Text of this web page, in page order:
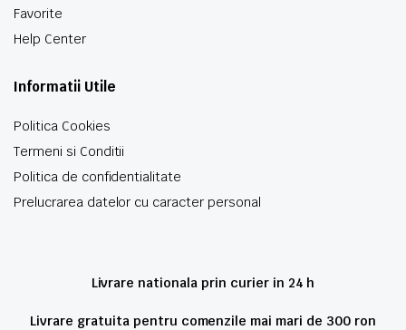
Favorite
Help Center
Informatii Utile
Politica Cookies
Termeni si Conditii
Politica de confidentialitate
Prelucrarea datelor cu caracter personal
Livrare nationala prin curier in 24 h
Livrare gratuita pentru comenzile mai mari de 300 ron